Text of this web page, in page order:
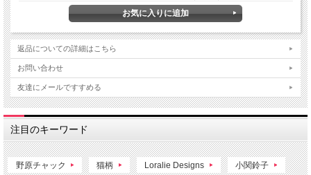
返品についての詳細はこちら
お問い合わせ
友達にメールですすめる
注目のキーワード
野原チャック 猫柄 Loralie Designs 小関鈴子